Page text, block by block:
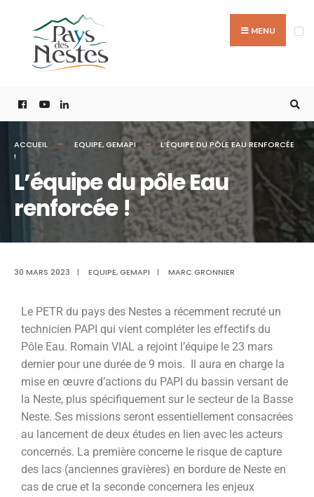
MENU
ACCUEIL EQUIPE,GEMAPI
L’ÉQUIPE DU PÔLE EAU RENFORCÉE
!
L’équipe du pôle Eau
renforcée !
30 MARS 2023 | EQUIPE,GEMAPI | MARC GRONNIER
Le PETR du pays des Nestes a récemment recruté un
technicien PAPI qui vient compléter les effectifs du
Pôle Eau. Romain VIAL a rejoint l’équipe le 23 mars
dernier pour une durée de 9 mois. Il aura en charge la
mise en œuvre d’actions du PAPI du bassin versant de
la Neste, plus spécifiquement sur le secteur de la Basse
Neste. Ses missions seront essentiellement consacrées
au lancement de deux études en lien avec les acteurs
concernés. La première concerne le risque de capture
des lacs (anciennes gravières) en bordure de Neste en
cas de crue et la seconde concernera les enjeux